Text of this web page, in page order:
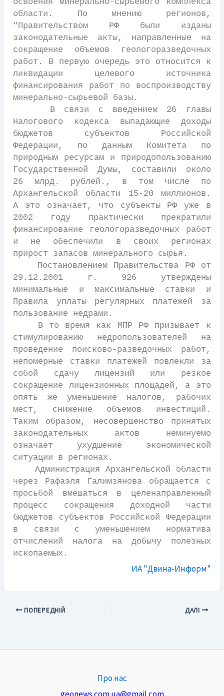
области. По мнению регионов,
"Правительством РФ были изданы
законодательные акты, направленные на
сокращение объемов геологоразведочных
работ. В первую очередь это относится к
ликвидации целевого источника
финансирования работ по воспроизводству
минерально-сырьевой базы.
В связи с введением 26 главы
Налогового кодекса выпадающие доходы
бюджетов субъектов Российской
Федерации, по данным Комитета по
природным ресурсам и природопользованию
Государственной Думы, составили около
26 млрд. рублей., в том числе по
Архангельской области 15-20 миллионов.
А это означает, что субъекты РФ уже в
2002 году практически прекратили
финансирование геологоразведочных работ
и не обеспечили в своих регионах
прирост запасов минерального сырья.
Постановлением Правительства РФ от
29.12.2001 г. 926 утверждены
минимальные и максимальные ставки и
Правила уплаты регулярных платежей за
пользование недрами.
В то время как МПР РФ призывает к
стимулированию недропользователей на
проведение поисково-разведочных работ,
непомерные ставки платежей повлекли за
собой сдачу лицензий или резкое
сокращение лицензионных площадей, а это
опять же уменьшение налогов, рабочих
мест, снижение объемов инвестиций.
Таким образом, несовершенство принятых
законодательных актов неминуемо
означает ухудшение экономической
ситуации в регионах.
Администрация Архангельской области
через Рафаэля Галимзянова обращается с
просьбой вмешаться в целенаправленный
процесс сокращения доходной части
бюджетов субъектов Российской Федерации
в связи с уменьшением норматива
отчислений налога на добычу полезных
ископаемых.
ИА "Двина-Информ"
ПОПЕРЕДНІЙ ДАЛІ
Про нас